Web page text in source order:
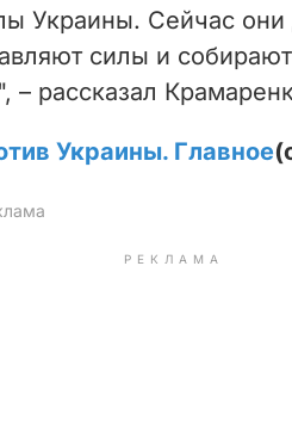
Украины. Сейчас они
силы и
– рассказал
Украины. Главное
РЕКЛАМА